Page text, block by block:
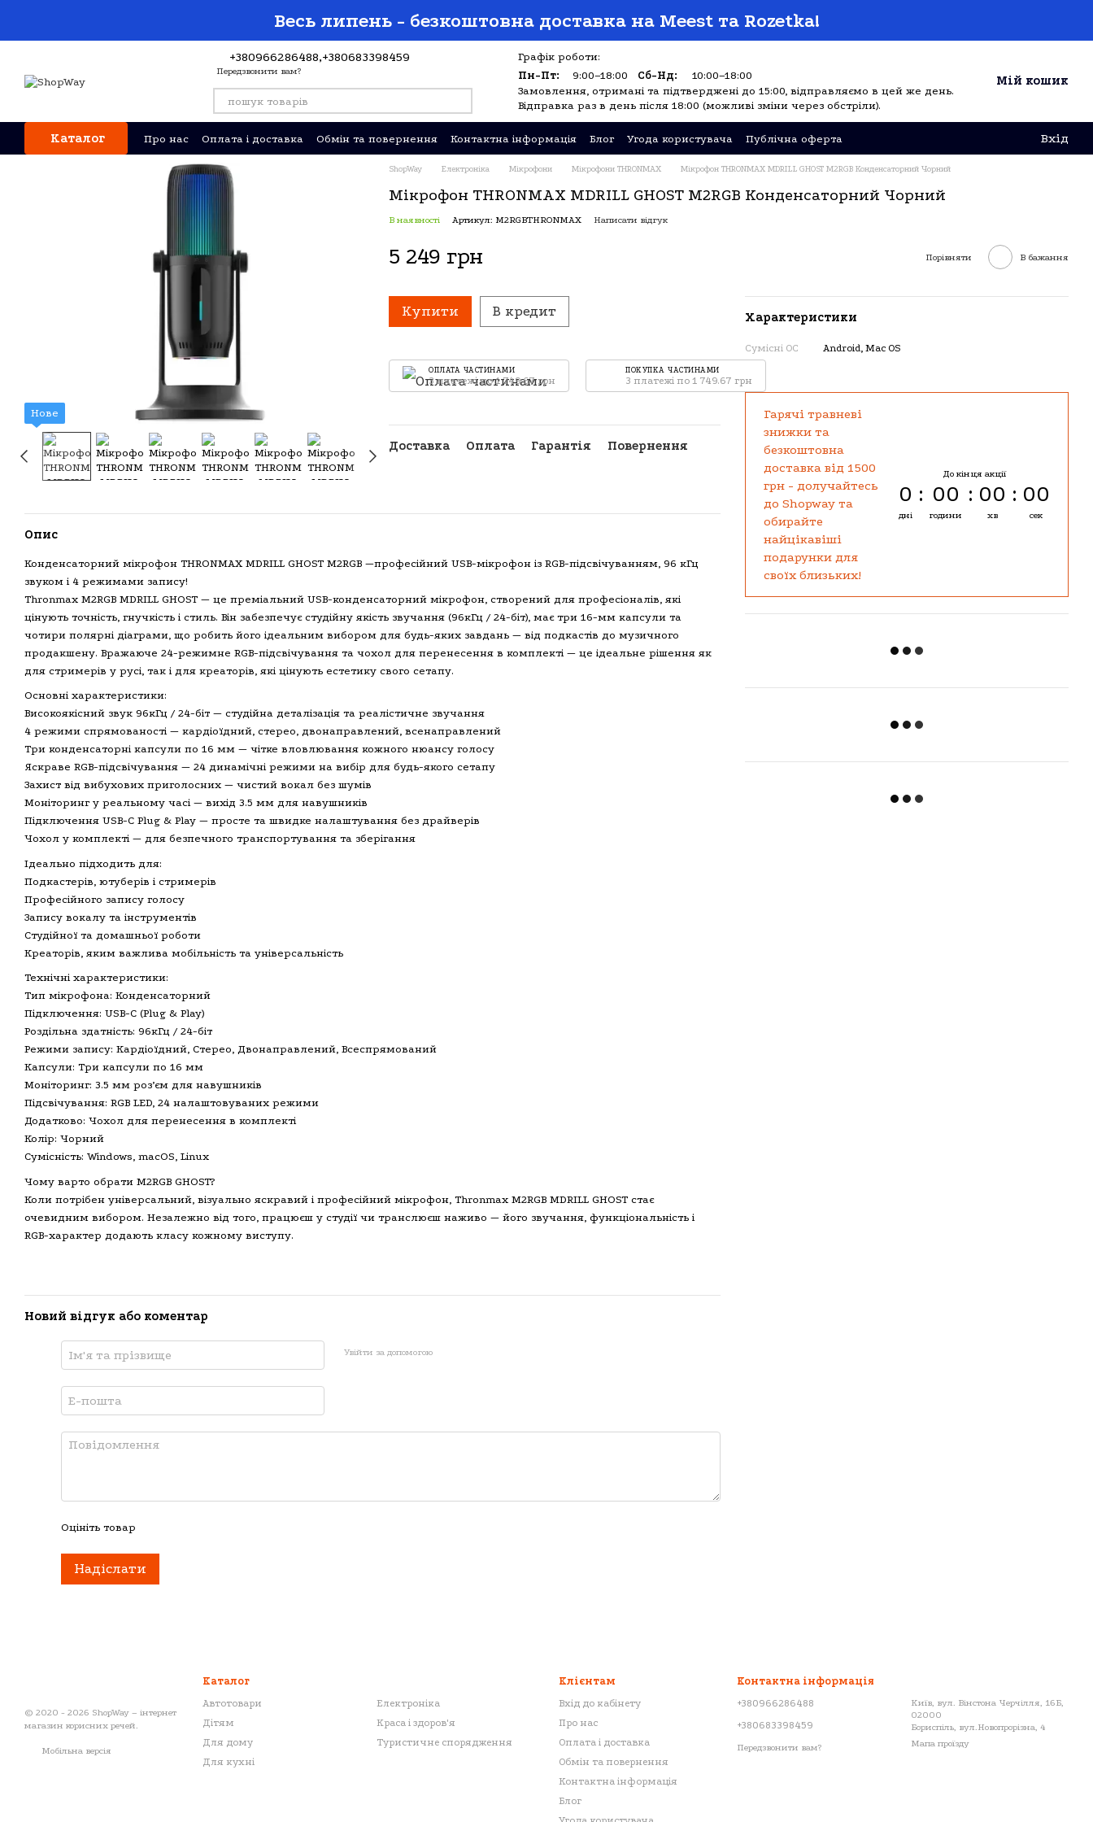
Весь липень - безкоштовна доставка на Meest та Rozetka!
+380966286488,+380683398459
Передзвонити вам?
Графік роботи:
Пн-Пт:
9:00–18:00 Сб-Нд:
10:00–18:00
Замовлення, отримані та підтверджені до 15:00, відправляємо в цей же день.
Відправка раз в день після 18:00 (можливі зміни через обстріли).
Мій кошик
Каталог Про нас Оплата і доставка Обмін та повернення Контактна інформація Блог Угода користувача
Публічна оферта
Відгуки про магазин
Вхід
Нове
ShopWay Електроніка Мікрофони Мікрофони THRONMAX Мікрофон THRONMAX MDRILL GHOST M2RGB Конденсаторний Чорний
Мікрофон THRONMAX MDRILL GHOST M2RGB Конденсаторний Чорний
В наявності Артикул: M2RGBTHRONMAX Написати відгук
5 249 грн Порівняти В бажання
Купити В кредит
ОПЛАТА ЧАСТИНАМИ
3 платежі по 1 749.67 грн
ПОКУПКА ЧАСТИНАМИ
3 платежі по 1 749.67 грн
Доставка Оплата Гарантія Повернення
Характеристики
Сумісні ОС Android, Mac OS
Гарячі травневі
знижки та
безкоштовна
доставка від 1500
грн - долучайтесь
до Shopway та
обирайте
найцікавіші
подарунки для
своїх близьких!
До кінця акції
0
дні
00
години
00
хв
00
сек
Опис
Конденсаторний мікрофон THRONMAX MDRILL GHOST M2RGB —професійний USB-мікрофон із RGB-підсвічуванням, 96 кГц
звуком і 4 режимами запису!
Thronmax M2RGB MDRILL GHOST — це преміальний USB-конденсаторний мікрофон, створений для професіоналів, які
цінують точність, гнучкість і стиль. Він забезпечує студійну якість звучання (96кГц / 24-біт), має три 16-мм капсули та
чотири полярні діаграми, що робить його ідеальним вибором для будь-яких завдань — від подкастів до музичного
продакшену. Вражаюче 24-режимне RGB-підсвічування та чохол для перенесення в комплекті — це ідеальне рішення як
для стримерів у русі, так і для креаторів, які цінують естетику свого сетапу.
Основні характеристики:
Високоякісний звук 96кГц / 24-біт — студійна деталізація та реалістичне звучання
4 режими спрямованості — кардіоїдний, стерео, двонаправлений, всенаправлений
Три конденсаторні капсули по 16 мм — чітке вловлювання кожного нюансу голосу
Яскраве RGB-підсвічування — 24 динамічні режими на вибір для будь-якого сетапу
Захист від вибухових приголосних — чистий вокал без шумів
Моніторинг у реальному часі — вихід 3.5 мм для навушників
Підключення USB-C Plug & Play — просте та швидке налаштування без драйверів
Чохол у комплекті — для безпечного транспортування та зберігання
Ідеально підходить для:
Подкастерів, ютуберів і стримерів
Професійного запису голосу
Запису вокалу та інструментів
Студійної та домашньої роботи
Креаторів, яким важлива мобільність та універсальність
Технічні характеристики:
Тип мікрофона: Конденсаторний
Підключення: USB-C (Plug & Play)
Роздільна здатність: 96кГц / 24-біт
Режими запису: Кардіоїдний, Стерео, Двонаправлений, Всеспрямований
Капсули: Три капсули по 16 мм
Моніторинг: 3.5 мм роз’єм для навушників
Підсвічування: RGB LED, 24 налаштовуваних режими
Додатково: Чохол для перенесення в комплекті
Колір: Чорний
Сумісність: Windows, macOS, Linux
Чому варто обрати M2RGB GHOST?
Коли потрібен універсальний, візуально яскравий і професійний мікрофон, Thronmax M2RGB MDRILL GHOST стає
очевидним вибором. Незалежно від того, працюєш у студії чи транслюєш наживо — його звучання, функціональність і
RGB-характер додають класу кожному виступу.
Новий відгук або коментар
Увійти за допомогою
Оцініть товар
Надіслати
© 2020 - 2026 ShopWay – інтернет
магазин корисних речей.
Мобільна версія
Каталог
Автотовари
Дітям
Для дому
Для кухні
Електроніка
Краса і здоров'я
Туристичне спорядження
Клієнтам
Вхід до кабінету
Про нас
Оплата і доставка
Обмін та повернення
Контактна інформація
Блог
Контактна інформація
+380966286488
+380683398459
Передзвонити вам?
Київ, вул. Вінстона Черчілля, 16Б,
02000
Бориспіль, вул.Новопрорізна, 4
Мапа проїзду